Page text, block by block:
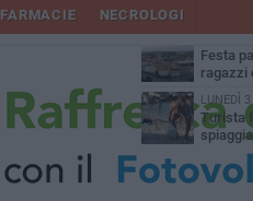
FARMACIE NECROLOGI
Festa
ragazzi
LUNEDÌ
Turista